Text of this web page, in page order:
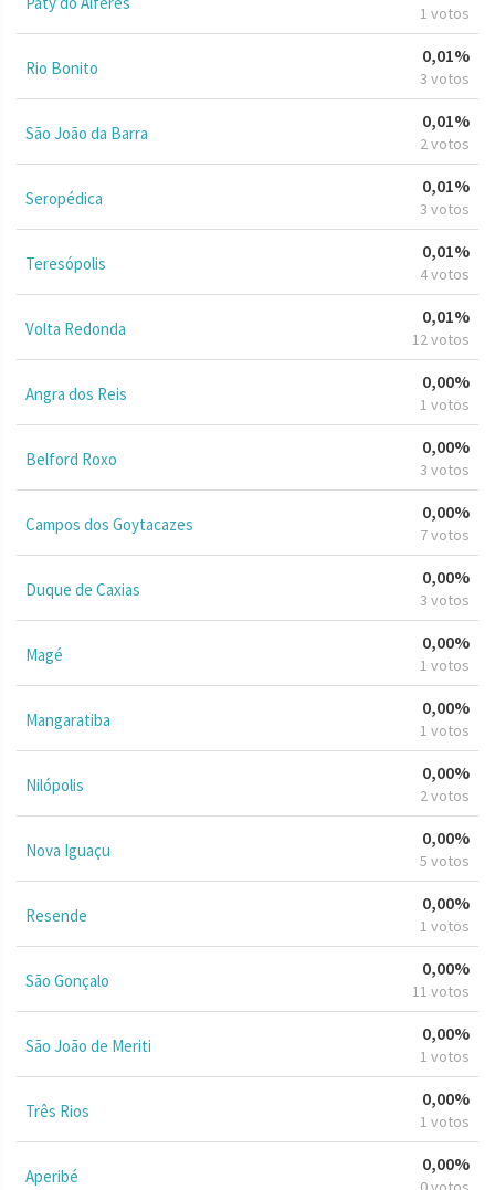
1 votos
Rio Bonito
0,01%
3 votos
São João da Barra
0,01%
2 votos
Seropédica
0,01%
3 votos
Teresópolis
0,01%
4 votos
Volta Redonda
0,01%
12 votos
Angra dos Reis
0,00%
1 votos
Belford Roxo
0,00%
3 votos
Campos dos Goytacazes
0,00%
7 votos
Duque de Caxias
0,00%
3 votos
Magé
0,00%
1 votos
Mangaratiba
0,00%
1 votos
Nilópolis
0,00%
2 votos
Nova Iguaçu
0,00%
5 votos
Resende
0,00%
1 votos
São Gonçalo
0,00%
11 votos
São João de Meriti
0,00%
1 votos
Três Rios
0,00%
1 votos
Aperibé
0,00%